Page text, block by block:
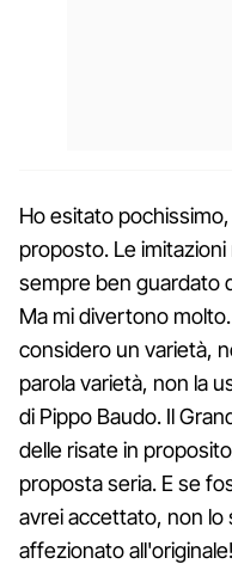
Ho esitato
proposto. Le
sempre ben guardato
Ma mi divertono
considero un varietà,
parola varietà, non la
di Pippo Baudo. Il
delle risate in
proposta seria. E se
avrei accettato, non
affezionato all'originale!